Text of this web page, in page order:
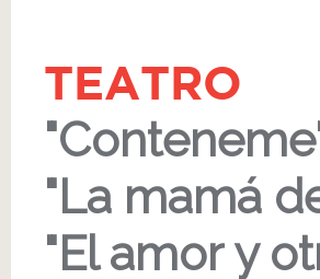
TEATRO
"La mamá
"El amor y